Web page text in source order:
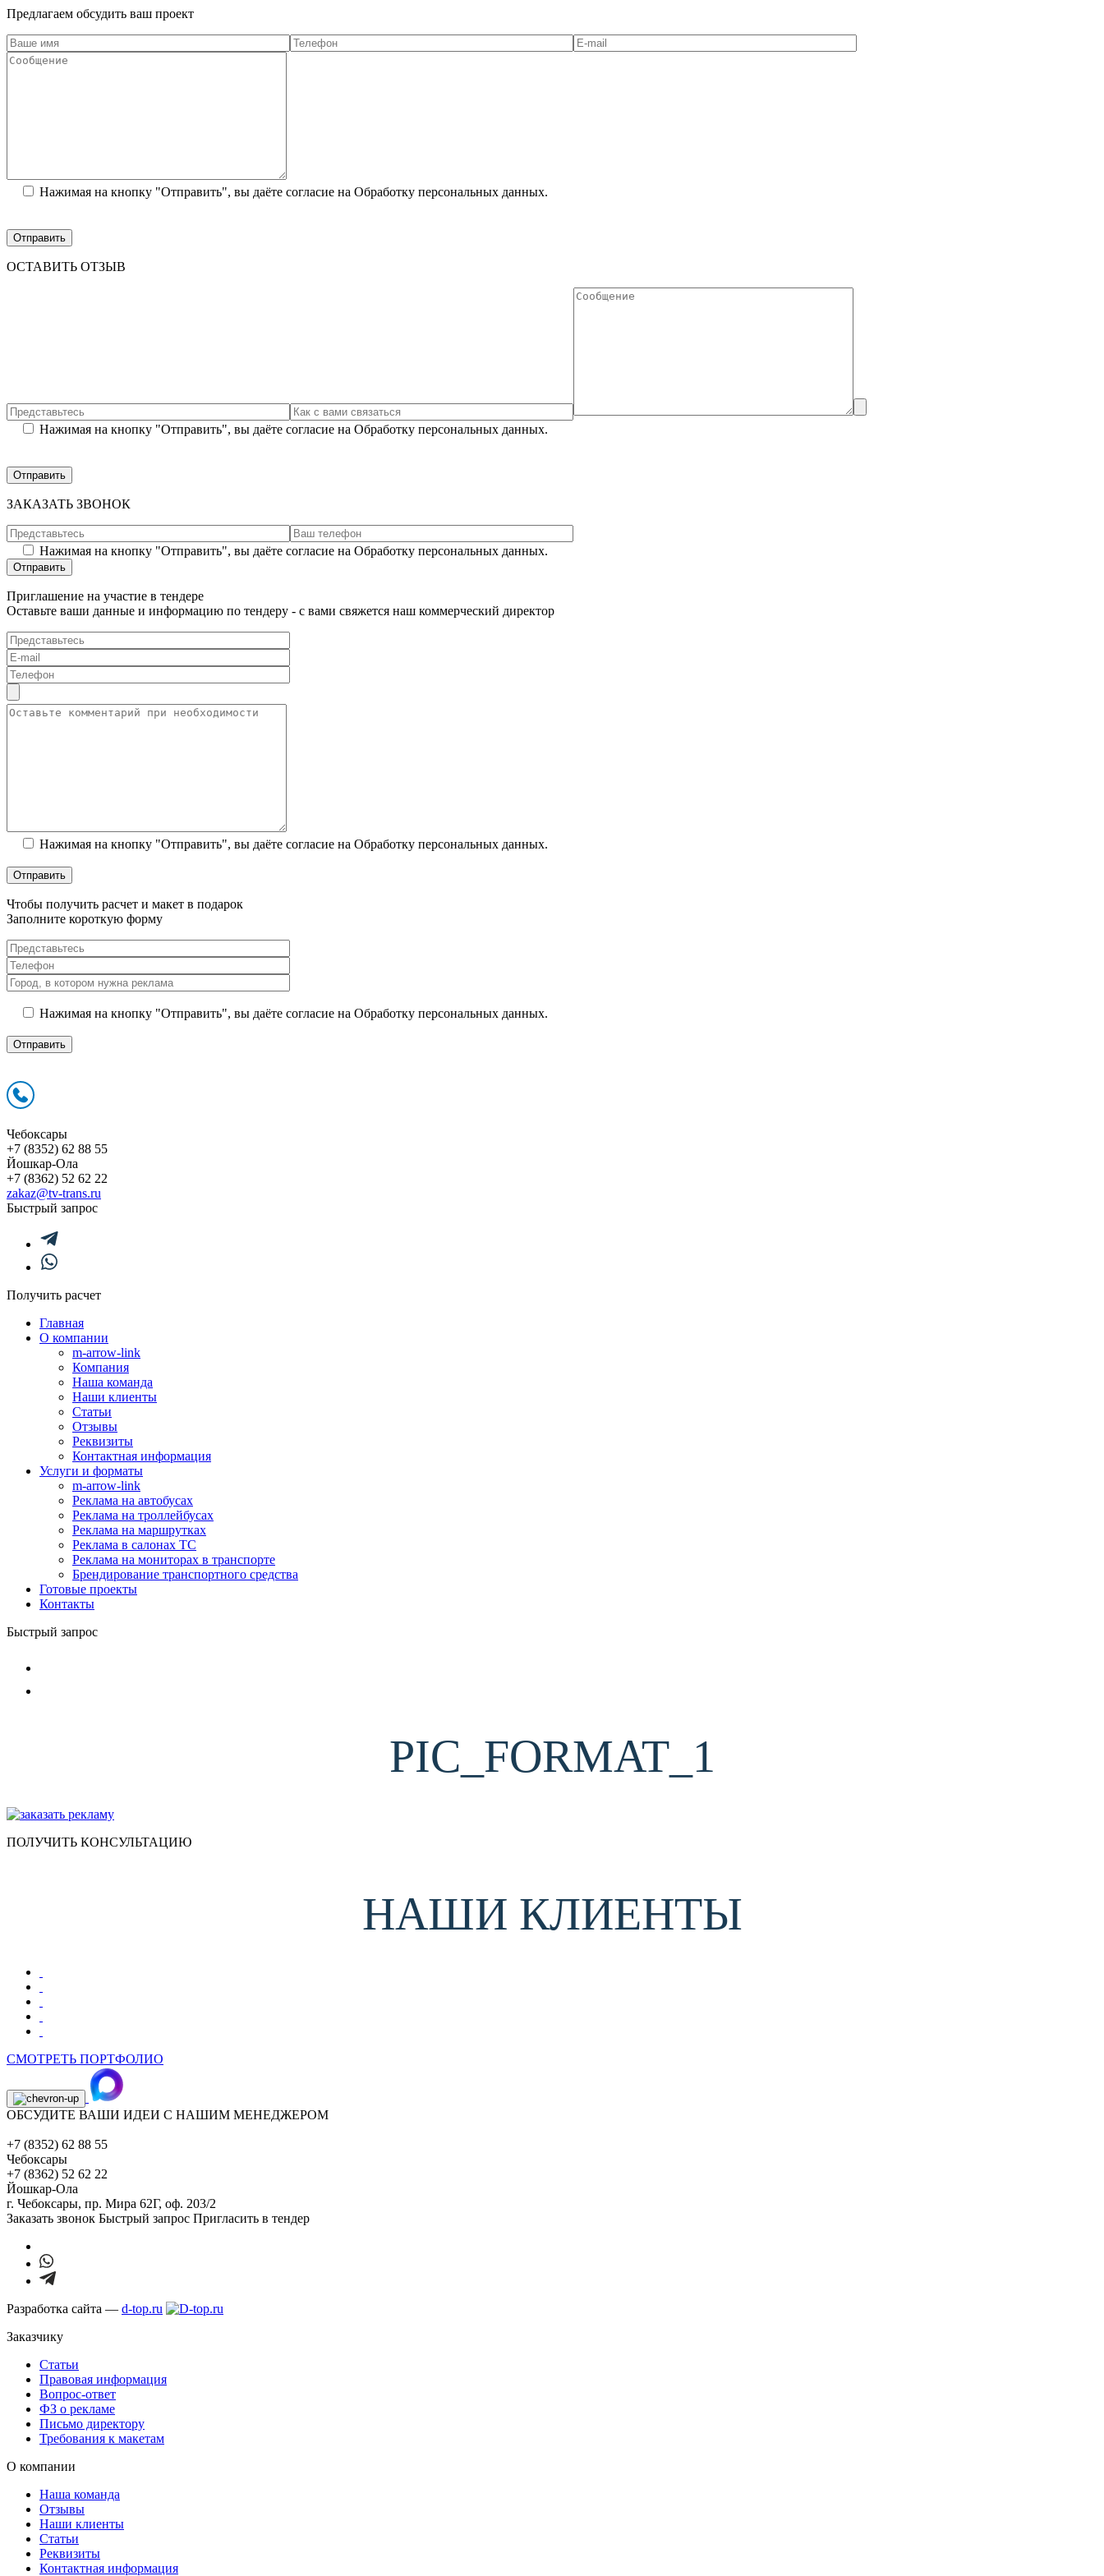
Предлагаем обсудить ваш проект
Нажимая на кнопку "Отправить", вы даёте согласие на Обработку персональных данных.
ОСТАВИТЬ ОТЗЫВ
Нажимая на кнопку "Отправить", вы даёте согласие на Обработку персональных данных.
ЗАКАЗАТЬ ЗВОНОК
Нажимая на кнопку "Отправить", вы даёте согласие на Обработку персональных данных.
Приглашение на участие в тендере
Оставьте ваши данные и информацию по тендеру - с вами свяжется наш коммерческий директор
Нажимая на кнопку "Отправить", вы даёте согласие на Обработку персональных данных.
Чтобы получить расчет и макет в подарок
Заполните короткую форму
Нажимая на кнопку "Отправить", вы даёте согласие на Обработку персональных данных.
Чебоксары
+7 (8352) 62 88 55
Йошкар-Ола
+7 (8362) 52 62 22
zakaz@tv-trans.ru
Быстрый запрос
Получить расчет
Главная
О компании
m-arrow-link
Компания
Наша команда
Наши клиенты
Статьи
Отзывы
Реквизиты
Контактная информация
Услуги и форматы
m-arrow-link
Реклама на автобусах
Реклама на троллейбусах
Реклама на маршрутках
Реклама в салонах ТС
Реклама на мониторах в транспорте
Брендирование транспортного средства
Готовые проекты
Контакты
Быстрый запрос
PIC_FORMAT_1
ПОЛУЧИТЬ КОНСУЛЬТАЦИЮ
НАШИ КЛИЕНТЫ
СМОТРЕТЬ ПОРТФОЛИО
ОБСУДИТЕ ВАШИ ИДЕИ С НАШИМ МЕНЕДЖЕРОМ
+7 (8352) 62 88 55
Чебоксары
+7 (8362) 52 62 22
Йошкар-Ола
г. Чебоксары, пр. Мира 62Г, оф. 203/2
Заказать звонок Быстрый запрос Пригласить в тендер
Разработка сайта — d-top.ru
Заказчику
Статьи
Правовая информация
Вопрос-ответ
ФЗ о рекламе
Письмо директору
Требования к макетам
О компании
Наша команда
Отзывы
Наши клиенты
Статьи
Реквизиты
Контактная информация